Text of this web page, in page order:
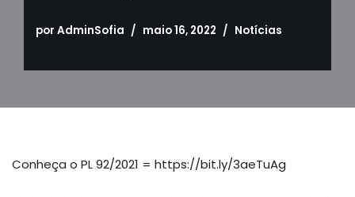
por AdminSofia maio 16, 2022 Notícias
Conheça o PL 92/2021 = https://bit.ly/3aeTuAg